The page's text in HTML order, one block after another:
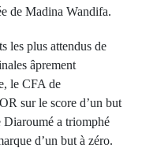
de Madina Wandifa.
les plus attendus de
âprement
le CFA de
sur le score d’un but
Diaroumé a triomphé
d’un but à zéro.